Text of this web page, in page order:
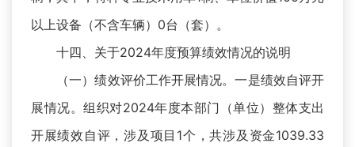
以上设备（不含车辆）0台（套）。
十四、关于2024年度预算绩效情况的说明
（一）绩效评价工作开展情况。一是绩效自评开
展情况。组织对2024年度本部门（单位）整体支出
开展绩效自评，涉及项目1个，共涉及资金1039.33